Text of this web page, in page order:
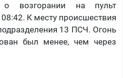
о возгорании на пульт
К месту происшествия
13 ПСЧ. Огонь
был менее, чем через